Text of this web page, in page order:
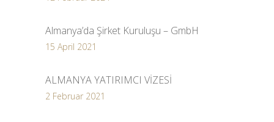
Almanya’da Şirket Kuruluşu – GmbH
15 April 2021
ALMANYA YATIRIMCI VİZESİ
2 Februar 2021